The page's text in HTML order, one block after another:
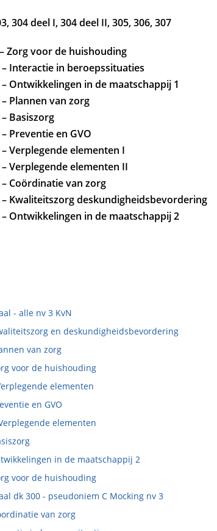
304 deel I, 304 deel II, 305, 306, 307
Zorg voor de huishouding
Interactie in beroepssituaties
Ontwikkelingen in de maatschappij 1
Plannen van zorg
Basiszorg
Preventie en GVO
Verplegende elementen I
Verplegende elementen II
Coördinatie van zorg
Kwaliteitszorg deskundigheidsbevordering
Ontwikkelingen in de maatschappij 2
- alle nv 3 KvN
en deskundigheidsbevordering
van zorg
voor de huishouding
elementen
en GVO
elementen
in de maatschappij 2
voor de huishouding
dk 300 - pseudoniem C Mocking nv 3
van zorg